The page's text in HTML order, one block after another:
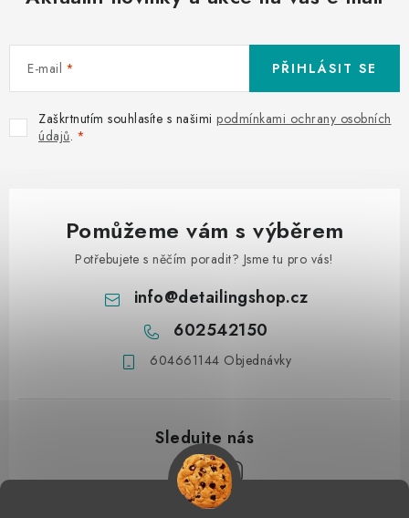
E-mail
Zaškrtnutím souhlasíte s našimi podmínkami ochrany osobních
údajů.
PŘIHLÁSIT SE
Pomůžeme vám s výběrem
Potřebujete s něčím poradit? Jsme tu pro vás!
info@detailingshop.cz
602542150
604661144 Objednávky